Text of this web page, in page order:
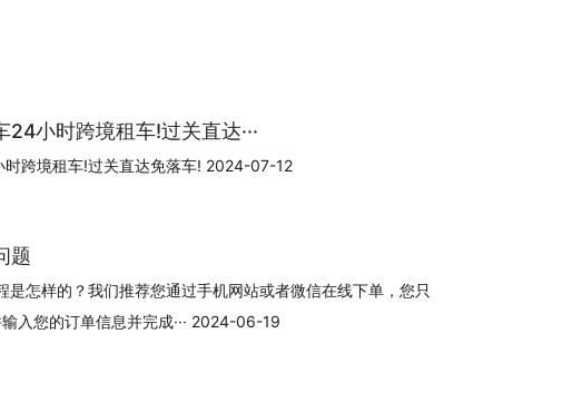
小时跨境租车!过关直达···
时跨境租车!过关直达免落车! 2024-07-12
题
是怎样的？我们推荐您通过手机网站或者微信在线下单，您只
入您的订单信息并完成··· 2024-06-19